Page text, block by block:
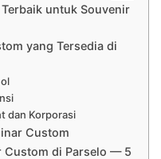
untuk Souvenir
yang Tersedia di
dan Korporasi
Custom
Custom di Parselo — 5